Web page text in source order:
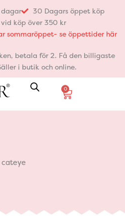
dagar
30 Dagars öppet köp
köp över 350 kr
sommaröppet- se öppettider här
betala för 2. Få den billigaste
i butik och online.
0
Varukorg
cateye